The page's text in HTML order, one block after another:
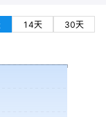
14天 30天